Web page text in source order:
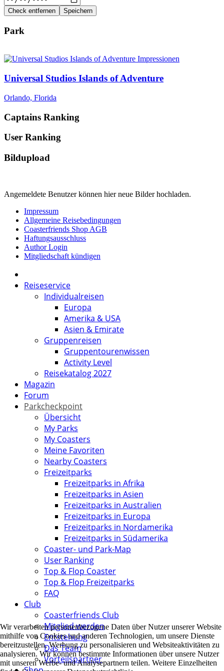
Check entfernen Speichern
Park
Universal Studios Islands of Adventure
Orlando, Florida
Captains Ranking
User Ranking
Bildupload
Angemeldete Benutzer können hier neue Bilder hochladen.
Impressum
Allgemeine Reisebedingungen
Coasterfriends Shop AGB
Haftungsausschluss
Author Login
Mitgliedschaft kündigen
Reiseservice
Individualreisen
Europa
Amerika & USA
Asien & Emirate
Gruppenreisen
Gruppentourenwissen
Activity Level
Reisekatalog 2027
Magazin
Forum
Parkcheckpoint
Übersicht
My Parks
My Coasters
Meine Favoriten
Nearby Coasters
Freizeitparks
Freizeitparks in Afrika
Freizeitparks in Asien
Freizeitparks in Australien
Freizeitparks in Europa
Freizeitparks in Nordamerika
Freizeitparks in Südamerika
Coaster- und Park-Map
User Ranking
Top & Flop Coaster
Top & Flop Freizeitparks
FAQ
Club
Coasterfriends Club
Mitglied werden
Entstehung
Das Team
Vorteilspartner
Wir verarbeiten personenbezogene Daten über Nutzer unserer Website
mithilfe von Cookies und anderen Technologien, um unsere Dienste
bereitzustellen, Werbung zu personalisieren und Websiteaktivitäten zu
analysieren. Wir können bestimmte Informationen über unsere Nutzer
mit unseren Werbe- und Analysepartnern teilen. Weitere Einzelheiten